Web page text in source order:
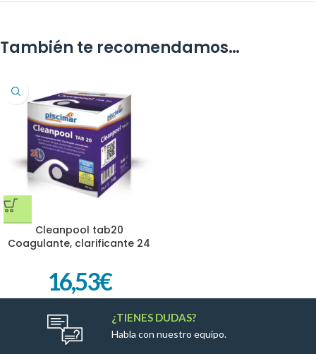
También te recomendamos…
Cleanpool tab20
Coagulante, clarificante 24
16,53€
¿TIENES DUDAS?
Habla con nuestro equipo.